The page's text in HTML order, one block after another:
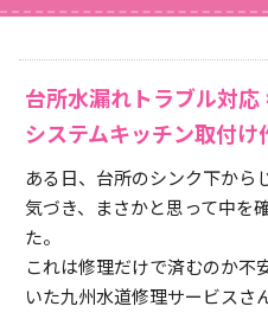
台所水漏れトラブル対
システムキッチン取付
ある日、台所のシンク下から
気づき、まさかと思って中を
た。
これは修理だけで済むのか不
いた九州水道修理サービスさ